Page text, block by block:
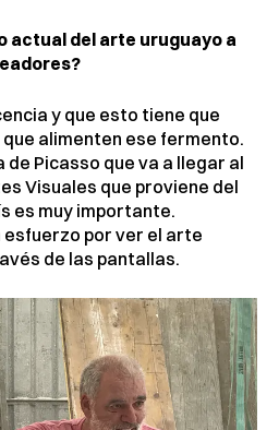
actual del arte uruguayo a
y que esto tiene que
alimenten ese fermento.
Picasso que va a llegar al
Visuales que proviene del
es muy importante.
esfuerzo por ver el arte
de las pantallas.